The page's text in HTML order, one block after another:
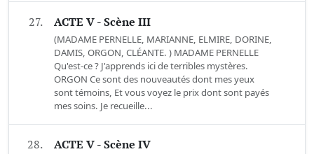
27. ACTE V - Scène III
(MADAME PERNELLE, MARIANNE, ELMIRE, DORINE,
DAMIS, ORGON, CLÉANTE. ) MADAME PERNELLE
Qu'est-ce ? J'apprends ici de terribles mystères.
ORGON Ce sont des nouveautés dont mes yeux
sont témoins, Et vous voyez le prix dont sont payés
mes soins. Je recueille...
28. ACTE V - Scène IV